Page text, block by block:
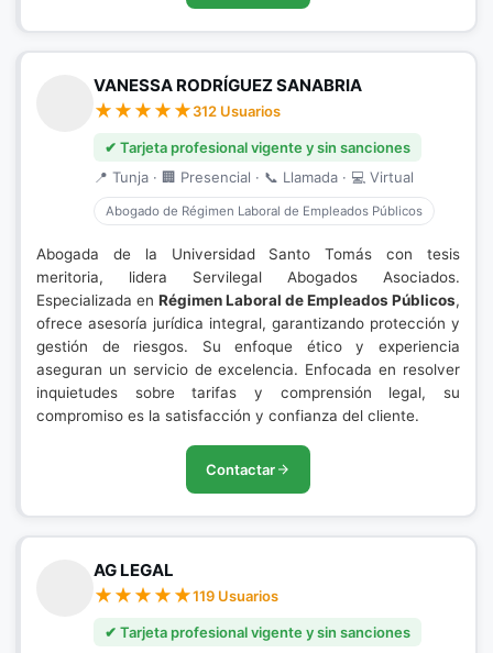
VANESSA RODRÍGUEZ SANABRIA
312 Usuarios
✔ Tarjeta profesional vigente y sin sanciones
📍 Tunja · 🏢 Presencial · 📞 Llamada · 💻 Virtual
Abogado de Régimen Laboral de Empleados Públicos
Abogada de la Universidad Santo Tomás con tesis
meritoria, lidera Servilegal Abogados Asociados.
Especializada en Régimen Laboral de Empleados Públicos,
ofrece asesoría jurídica integral, garantizando protección y
gestión de riesgos. Su enfoque ético y experiencia
aseguran un servicio de excelencia. Enfocada en resolver
inquietudes sobre tarifas y comprensión legal, su
compromiso es la satisfacción y confianza del cliente.
Contactar
AG LEGAL
119 Usuarios
✔ Tarjeta profesional vigente y sin sanciones